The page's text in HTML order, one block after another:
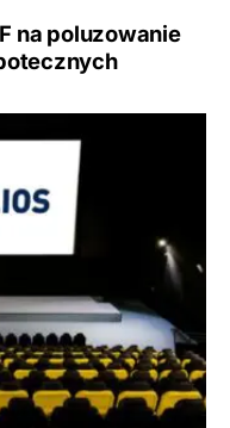
na poluzowanie